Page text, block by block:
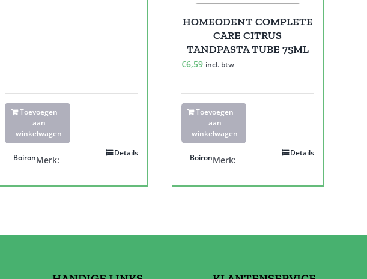
Toevoegen
aan
winkelwagen
Details
Merk:
Boiron
HOMEODENT COMPLETE
CARE CITRUS
TANDPASTA TUBE 75ML
€6,59 incl. btw
Toevoegen
aan
winkelwagen
Details
Merk:
Boiron